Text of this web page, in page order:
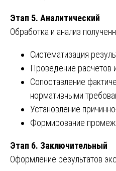
Этап 5. Аналитический
Обработка и анализ
Систематизация
Проведение расчетов
Сопоставление
нормативными
Установление
Формирование
Этап 6. Заключительный
Оформление результатов